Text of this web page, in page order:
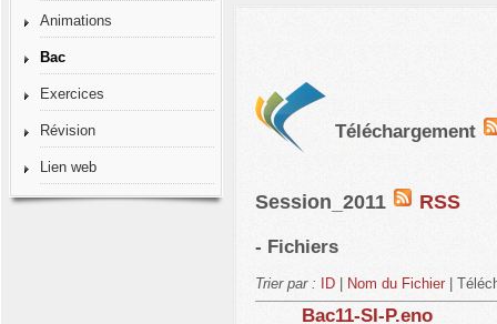
Animations
Bac
Exercices
Révision
Lien web
Téléchargement
Session_2011 RSS
- Fichiers
Trier par : ID Nom du Fichier|
Bac11-SI-P.eno